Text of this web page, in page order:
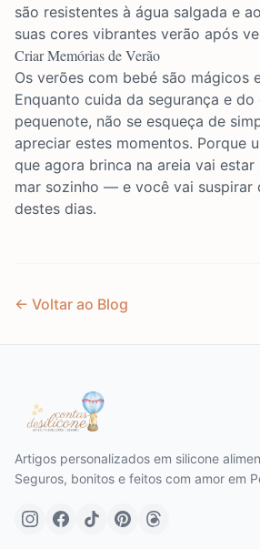
são resistentes à água salgada e
suas cores vibrantes verão após
Criar Memórias de Verão
Os verões com bebé são mágicos
Enquanto cuida da segurança e
pequenote, não se esqueça de
apreciar estes momentos. Porque
que agora brinca na areia vai
mar sozinho — e você vai suspirar
destes dias.
← Voltar ao Blog
Artigos personalizados em silicone
Seguros, bonitos e feitos com amor em